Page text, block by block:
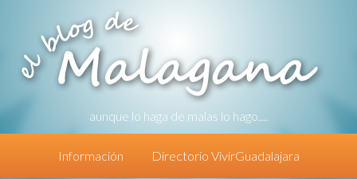
aunque lo haga de malas lo hago....
Información Directorio VivirGuadalajara